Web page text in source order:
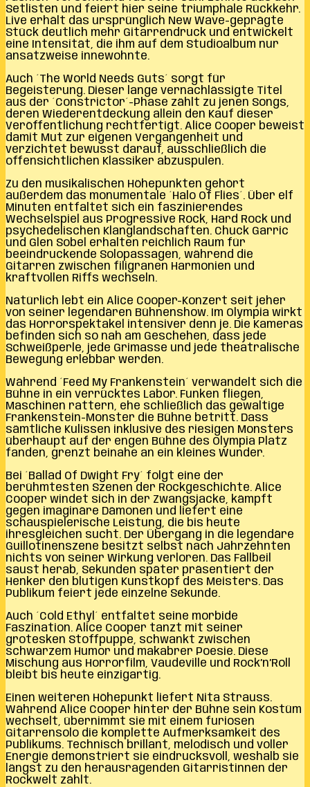
Setlisten und feiert hier seine triumphale Rückkehr.
Live erhält das ursprünglich New Wave-geprägte
Stück deutlich mehr Gitarrendruck und entwickelt
eine Intensität, die ihm auf dem Studioalbum nur
ansatzweise innewohnte.
Auch ´The World Needs Guts´ sorgt für
Begeisterung. Dieser lange vernachlässigte Titel
aus der ´Constrictor´-Phase zählt zu jenen Songs,
deren Wiederentdeckung allein den Kauf dieser
Veröffentlichung rechtfertigt. Alice Cooper beweist
damit Mut zur eigenen Vergangenheit und
verzichtet bewusst darauf, ausschließlich die
offensichtlichen Klassiker abzuspulen.
Zu den musikalischen Höhepunkten gehört
außerdem das monumentale ´Halo Of Flies´. Über elf
Minuten entfaltet sich ein faszinierendes
Wechselspiel aus Progressive Rock, Hard Rock und
psychedelischen Klanglandschaften. Chuck Garric
und Glen Sobel erhalten reichlich Raum für
beeindruckende Solopassagen, während die
Gitarren zwischen filigranen Harmonien und
kraftvollen Riffs wechseln.
Natürlich lebt ein Alice Cooper-Konzert seit jeher
von seiner legendären Bühnenshow. Im Olympia wirkt
das Horrorspektakel intensiver denn je. Die Kameras
befinden sich so nah am Geschehen, dass jede
Schweißperle, jede Grimasse und jede theatralische
Bewegung erlebbar werden.
Während ´Feed My Frankenstein´ verwandelt sich die
Bühne in ein verrücktes Labor. Funken fliegen,
Maschinen rattern, ehe schließlich das gewaltige
Frankenstein-Monster die Bühne betritt. Dass
sämtliche Kulissen inklusive des riesigen Monsters
überhaupt auf der engen Bühne des Olympia Platz
fanden, grenzt beinahe an ein kleines Wunder.
Bei ´Ballad Of Dwight Fry´ folgt eine der
berühmtesten Szenen der Rockgeschichte. Alice
Cooper windet sich in der Zwangsjacke, kämpft
gegen imaginäre Dämonen und liefert eine
schauspielerische Leistung, die bis heute
ihresgleichen sucht. Der Übergang in die legendäre
Guillotinenszene besitzt selbst nach Jahrzehnten
nichts von seiner Wirkung verloren. Das Fallbeil
saust herab, Sekunden später präsentiert der
Henker den blutigen Kunstkopf des Meisters. Das
Publikum feiert jede einzelne Sekunde.
Auch ´Cold Ethyl´ entfaltet seine morbide
Faszination. Alice Cooper tanzt mit seiner
grotesken Stoffpuppe, schwankt zwischen
schwarzem Humor und makabrer Poesie. Diese
Mischung aus Horrorfilm, Vaudeville und Rock’n’Roll
bleibt bis heute einzigartig.
Einen weiteren Höhepunkt liefert Nita Strauss.
Während Alice Cooper hinter der Bühne sein Kostüm
wechselt, übernimmt sie mit einem furiosen
Gitarrensolo die komplette Aufmerksamkeit des
Publikums. Technisch brillant, melodisch und voller
Energie demonstriert sie eindrucksvoll, weshalb sie
längst zu den herausragenden Gitarristinnen der
Rockwelt zählt.